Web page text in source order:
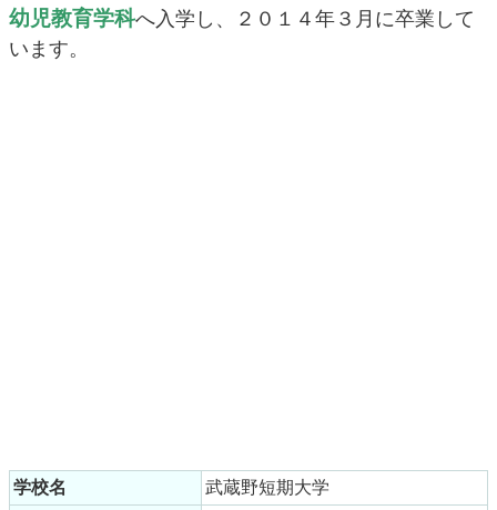
幼児教育学科へ入学し、２０１４年３月に卒業して
います。
学校名
武蔵野短期大学